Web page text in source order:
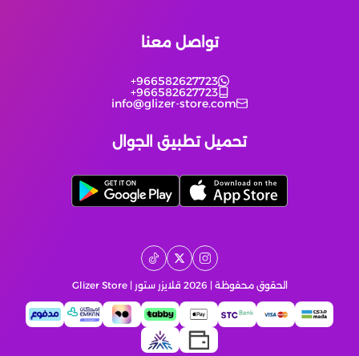
مداقش
تواصل معنا
+966582627723
+966582627723
info@glizer-store.com
تحميل تطبيق الجوال
الحقوق محفوظة | 2026 قلايزر ستور | Glizer Store